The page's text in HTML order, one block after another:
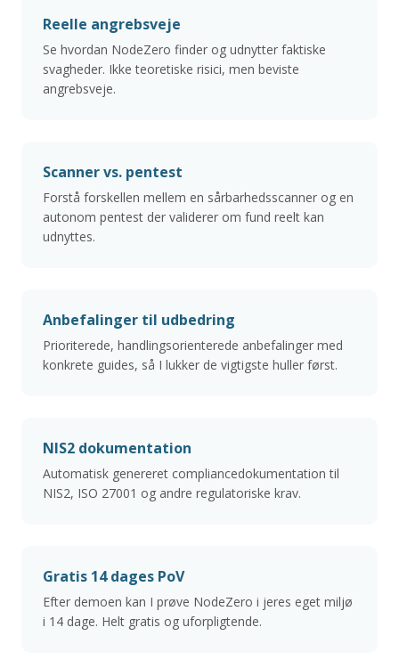
Reelle angrebsveje
Se hvordan NodeZero finder og udnytter faktiske
svagheder. Ikke teoretiske risici, men beviste
angrebsveje.
Scanner vs. pentest
Forstå forskellen mellem en sårbarhedsscanner og en
autonom pentest der validerer om fund reelt kan
udnyttes.
Anbefalinger til udbedring
Prioriterede, handlingsorienterede anbefalinger med
konkrete guides, så I lukker de vigtigste huller først.
NIS2 dokumentation
Automatisk genereret compliancedokumentation til
NIS2, ISO 27001 og andre regulatoriske krav.
Gratis 14 dages PoV
Efter demoen kan I prøve NodeZero i jeres eget miljø
i 14 dage. Helt gratis og uforpligtende.